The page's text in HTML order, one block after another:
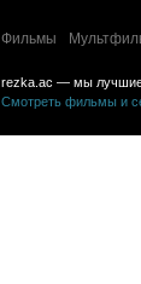
Фильмы
rezka.ac — мы лучшие
Смотреть фильмы и